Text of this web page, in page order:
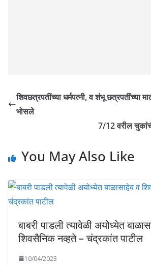
शिवछत्रपतींच्या धर्मपत्नी, व शंभू छत्रपतींच्या
भोसले
7/12 वरील
You May Also Like
बाबरी पाडली त्यावेळी अयोध्येत
शिवसैनिक नव्हते – चंद्रकांत पाटील
10/04/2023